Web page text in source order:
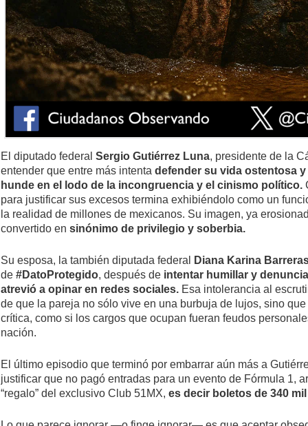
El diputado federal Sergio Gutiérrez Luna, presidente de la
entender que entre más intenta defender su vida ostentosa
hunde en el lodo de la incongruencia y el cinismo político.
para justificar sus excesos termina exhibiéndolo como un
la realidad de millones de mexicanos. Su imagen, ya
convertido en sinónimo de privilegio y soberbia.
Su esposa, la también diputada federal Diana Karina
de #DatoProtegido, después de intentar humillar y
atrevió a opinar en redes sociales. Esa intolerancia al
de que la pareja no sólo vive en una burbuja de lujos, sino
crítica, como si los cargos que ocupan fueran feudos
nación.
El último episodio que terminó por embarrar aún más a
justificar que no pagó entradas para un evento de Fórmula 1,
“regalo” del exclusivo Club 51MX, es decir boletos de 340